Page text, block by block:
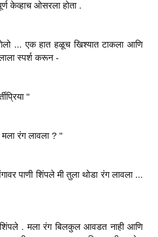
केव्हाच ओसरला होता .
... एक हात हळूच खिश्यात टाकला आणि
स्पर्श करून -
"
रंग लावला ? "
पाणी शिंपले मी तुला थोडा रंग लावला ...
. मला रंग बिलकुल आवडत नाही आणि